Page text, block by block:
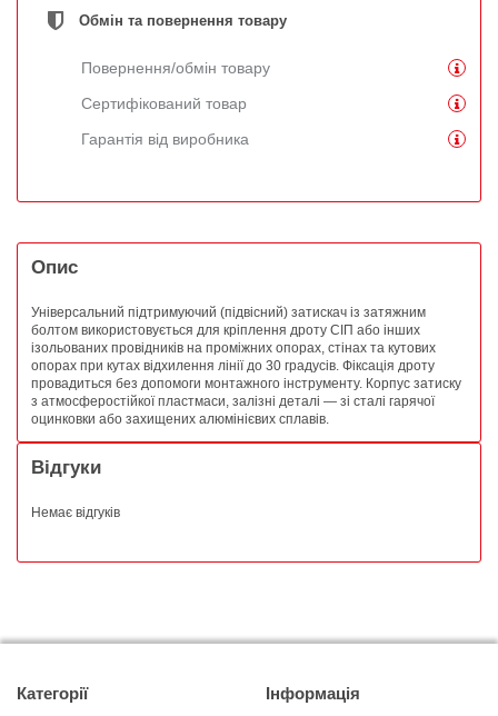
Обмін та повернення товару
Повернення/обмін товару
Сертифікований товар
Гарантія від виробника
Опис
Універсальний підтримуючий (підвісний) затискач із затяжним
болтом використовується для кріплення дроту СІП або інших
ізольованих провідників на проміжних опорах, стінах та кутових
опорах при кутах відхилення лінії до 30 градусів. Фіксація дроту
провадиться без допомоги монтажного інструменту. Корпус затиску
з атмосферостійкої пластмаси, залізні деталі — зі сталі гарячої
оцинковки або захищених алюмінієвих сплавів.
Відгуки
Немає відгуків
Категорії Інформація